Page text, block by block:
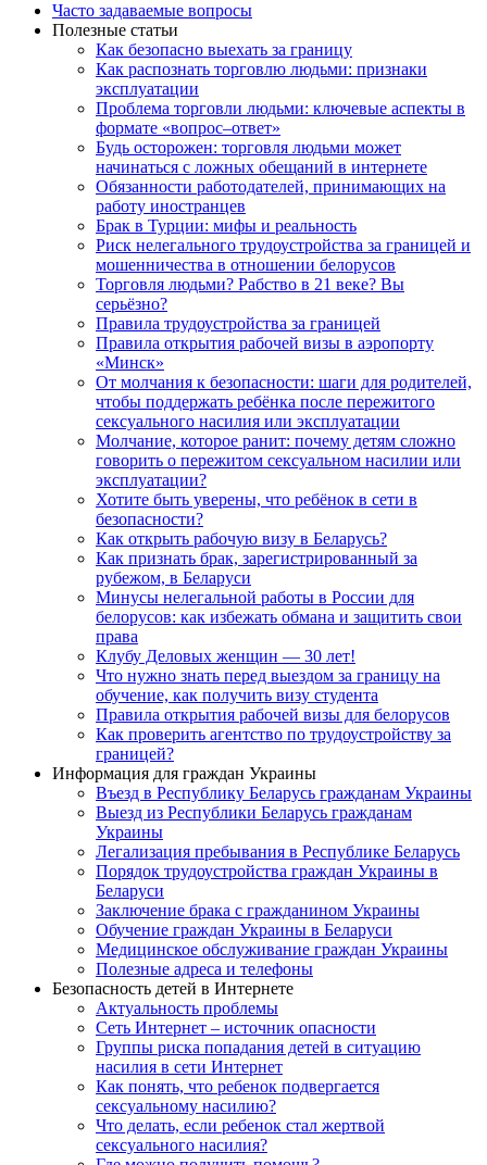
Часто задаваемые вопросы
Полезные статьи
Как безопасно выехать за границу
Как распознать торговлю людьми: признаки
эксплуатации
Проблема торговли людьми: ключевые аспекты в
формате «вопрос–ответ»
Будь осторожен: торговля людьми может
начинаться с ложных обещаний в интернете
Обязанности работодателей, принимающих на
работу иностранцев
Брак в Турции: мифы и реальность
Риск нелегального трудоустройства за границей и
мошенничества в отношении белорусов
Торговля людьми? Рабство в 21 веке? Вы
серьёзно?
Правила трудоустройства за границей
Правила открытия рабочей визы в аэропорту
«Минск»
От молчания к безопасности: шаги для родителей,
чтобы поддержать ребёнка после пережитого
сексуального насилия или эксплуатации
Молчание, которое ранит: почему детям сложно
говорить о пережитом сексуальном насилии или
эксплуатации?
Хотите быть уверены, что ребёнок в сети в
безопасности?
Как открыть рабочую визу в Беларусь?
Как признать брак, зарегистрированный за
рубежом, в Беларуси
Минусы нелегальной работы в России для
белорусов: как избежать обмана и защитить свои
права
Клубу Деловых женщин — 30 лет!
Что нужно знать перед выездом за границу на
обучение, как получить визу студента
Правила открытия рабочей визы для белорусов
Как проверить агентство по трудоустройству за
границей?
Информация для граждан Украины
Въезд в Республику Беларусь гражданам Украины
Выезд из Республики Беларусь гражданам
Украины
Легализация пребывания в Республике Беларусь
Порядок трудоустройства граждан Украины в
Беларуси
Заключение брака с гражданином Украины
Обучение граждан Украины в Беларуси
Медицинское обслуживание граждан Украины
Полезные адреса и телефоны
Безопасность детей в Интернете
Актуальность проблемы
Сеть Интернет – источник опасности
Группы риска попадания детей в ситуацию
насилия в сети Интернет
Как понять, что ребенок подвергается
сексуальному насилию?
Что делать, если ребенок стал жертвой
сексуального насилия?